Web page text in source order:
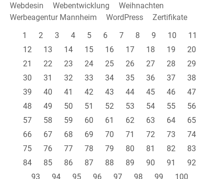
Webdesin
Webentwicklung
Weihnachten
Werbeagentur Mannheim
WordPress
Zertifikate
1
2 3 4 5 6 7 8 9 10
11
12
13 14 15 16 17 18 19
20
21
22 23 24 25 26 27 28
29
30
31 32 33 34 35 36 37
38
39
40 41 42 43 44 45 46
47
48
49 50 51 52 53 54 55
56
57
58 59 60 61 62 63 64
65
66
67 68 69 70 71 72 73
74
75
76 77 78 79 80 81 82
83
84
85 86 87 88 89 90 91
92
93
94 95 96 97 98 99
100